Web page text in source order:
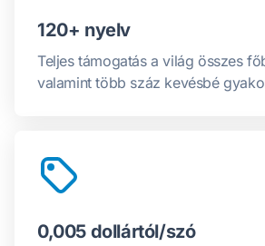
120+ nyelv
Teljes támogatás a világ összes
valamint több száz kevésbé
0,005 dollártól/szó